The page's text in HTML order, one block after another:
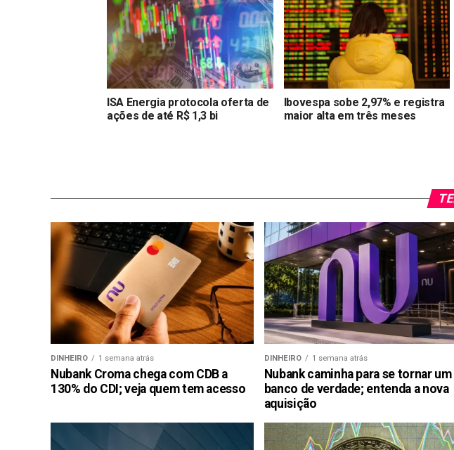
ISA Energia protocola oferta de
ações de até R$ 1,3 bi
Ibovespa sobe 2,97% e registra
maior alta em três meses
DINHEIRO 1 semana atrás
Nubank Croma chega com CDB a
130% do CDI; veja quem tem acesso
DINHEIRO 1 semana atrás
Nubank caminha para se tornar um
banco de verdade; entenda a nova
aquisição